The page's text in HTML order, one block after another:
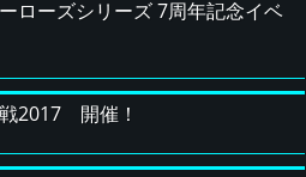
ローズシリーズ 7周年記念イベ
2017 開催！